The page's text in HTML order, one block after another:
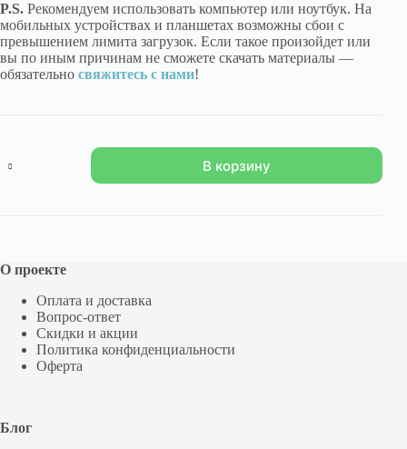
P.S. Рекомендуем использовать компьютер или ноутбук. На
мобильных устройствах и планшетах возможны сбои с
превышением лимита загрузок. Если такое произойдет или
вы по иным причинам не сможете скачать материалы —
обязательно свяжитесь с нами!
товара
В корзину
О проекте
Оплата и доставка
Вопрос-ответ
Скидки и акции
Политика конфиденциальности
Оферта
Блог